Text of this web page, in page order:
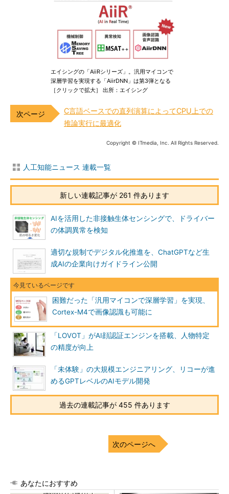
エイシングの「AiiRシリーズ」。汎用マイコンで
深層学習を実現する「AiirDNN」は第3弾となる
［クリックで拡大］ 出所：エイシング
C言語ベースでの直列演算によってCPU上での
推論実行に最適化
Copyright © ITmedia, Inc. All Rights Reserved.
人工知能ニュース 連載一覧
新しい連載記事が 261 件あります
AIを活用した非接触生体センシングで、ドライバー
の体調異常を検知
適切な規制でデジタル化推進を、ChatGPTなど生
成AIの企業向けガイドライン公開
困難だった「汎用マイコンで深層学習」を実現、
Cortex-M4で画像認識も可能に
「LOVOT」がAI顔認証エンジンを搭載、人物特定
の精度が向上
「未体験」の大規模エンジニアリング、リコーが進
めるGPTレベルのAIモデル開発
過去の連載記事が 455 件あります
次のページへ
あなたにおすすめ